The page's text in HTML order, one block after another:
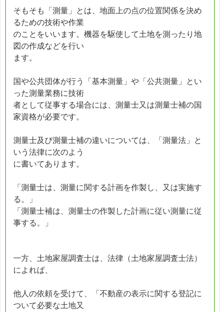
そもそも「測量」とは、地面上の点の位置関係を決め
るための技術や作業
のことをいいます。機器を駆使して土地を測ったり地
図の作成などを行い
ます。
国や公共団体が行う「基本測量」や「公共測量」とい
った測量業務に技術
者として従事する場合には、測量士又は測量士補の国
家資格が必要です。
測量士及び測量士補の違いについては、「測量法」と
いう法律に次のよう
に書いてあります。
「測量士は、測量に関する計画を作製し、又は実施す
る。」
「測量士補は、測量士の作製した計画に従い測量に従
事する。」
一方、土地家屋調査士は、法律（土地家屋調査士法）
によれば、
他人の依頼を受けて、「不動産の表示に関する登記に
ついて必要な土地又